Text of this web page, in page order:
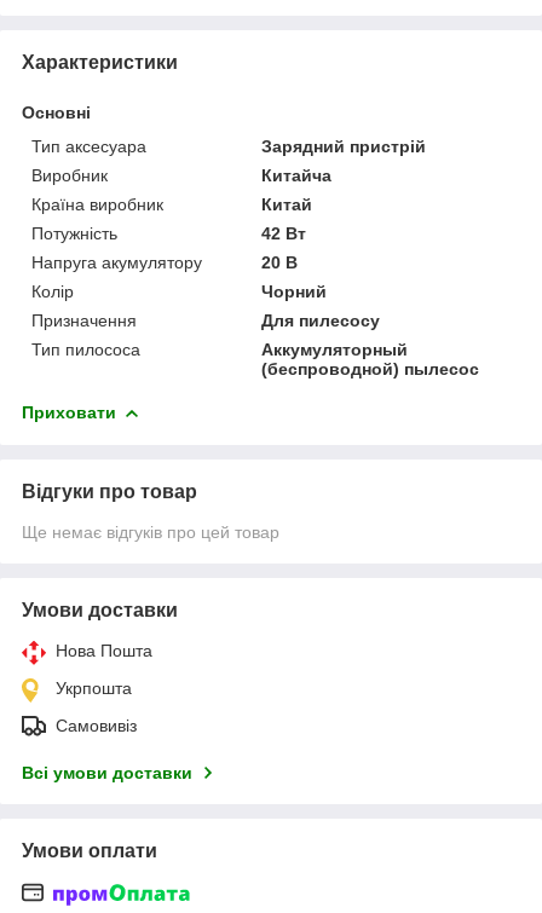
Характеристики
Основні
Тип аксесуара
Зарядний пристрій
Виробник
Китайча
Країна виробник
Китай
Потужність
42 Вт
Напруга акумулятору
20 В
Колір
Чорний
Призначення
Для пилесосу
Тип пилососа
Аккумуляторный
(беспроводной) пылесос
Приховати
Відгуки про товар
Ще немає відгуків про цей товар
Умови доставки
Нова Пошта
Укрпошта
Самовивіз
Всі умови доставки
Умови оплати